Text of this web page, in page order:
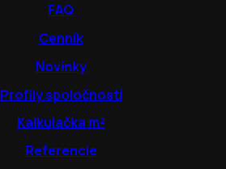
FAQ
Cenník
Novinky
Profily spoločností
Kalkulačka m²
Referencie